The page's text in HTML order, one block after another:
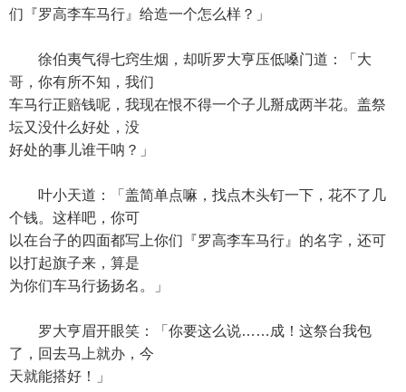
们『罗高李车马行』给造一个怎么样？」
徐伯夷气得七窍生烟，却听罗大亨压低嗓门道：「大
哥，你有所不知，我们
车马行正赔钱呢，我现在恨不得一个子儿掰成两半花。盖祭
坛又没什么好处，没
好处的事儿谁干呐？」
叶小天道：「盖简单点嘛，找点木头钉一下，花不了几
个钱。这样吧，你可
以在台子的四面都写上你们『罗高李车马行』的名字，还可
以打起旗子来，算是
为你们车马行扬扬名。」
罗大亨眉开眼笑：「你要这么说……成！这祭台我包
了，回去马上就办，今
天就能搭好！」